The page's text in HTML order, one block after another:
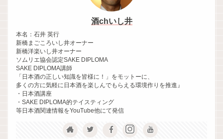
酒chいし井
本名：石井 英行
新橋まごころいし井オーナー
新橋洋楽いし井オーナー
ソムリエ協会認定SAKE DIPLOMA
SAKE DIPLOMA講師
「日本酒の正しい知識を皆様に！」をモットーに、
多くの方に気軽に日本酒を楽しんでもらえる環境作りを推進』
・日本酒講座
・SAKE DIPLOMA的テイスティング
等日本酒関連情報をYouTube他にて発信